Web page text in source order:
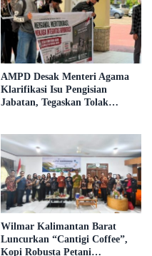
AMPD Desak Menteri Agama
Klarifikasi Isu Pengisian
Jabatan, Tegaskan Tolak
Wilmar Kalimantan Barat
Luncurkan “Cantigi Coffee”,
Kopi Robusta Petani